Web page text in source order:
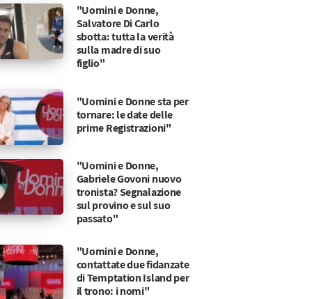
"Uomini e Donne,
Salvatore Di Carlo
sbotta: tutta la verità
sulla madre di suo
figlio"
"Uomini e Donne sta per
tornare: le date delle
prime Registrazioni"
"Uomini e Donne,
Gabriele Govoni nuovo
tronista? Segnalazione
sul provino e sul suo
passato"
"Uomini e Donne,
contattate due fidanzate
di Temptation Island per
il trono: i nomi"